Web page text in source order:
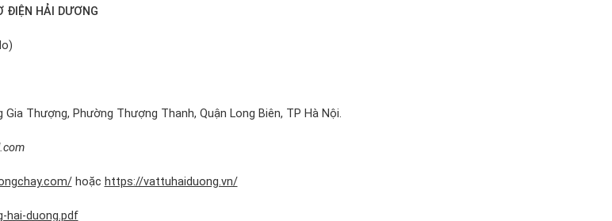
ĐIỆN HẢI DƯƠNG
Thượng, Phường Thượng Thanh, Quận Long Biên, TP Hà Nội.
hoặc https://vattuhaiduong.vn/
hai-duong.pdf